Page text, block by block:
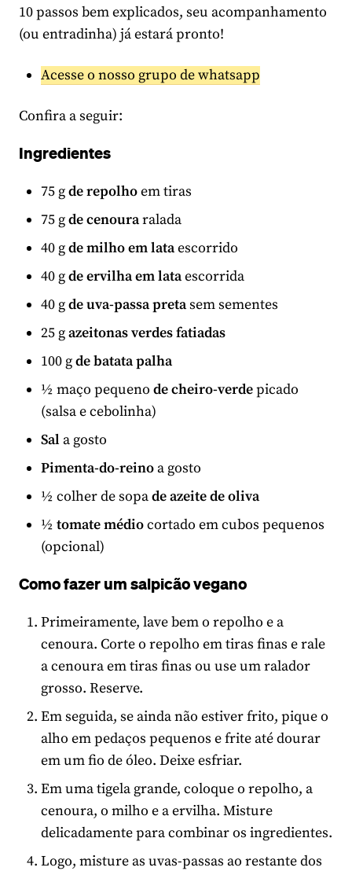
10 passos bem explicados, seu acompanhamento
(ou entradinha) já estará pronto!
Acesse o nosso grupo de whatsapp
Confira a seguir:
Ingredientes
75 gde repolhoem tiras
75 gde cenouraralada
40 gde milho em lataescorrido
40 gde ervilha em lataescorrida
40 gde uva-passa pretasem sementes
25 gazeitonas verdes fatiadas
100 gde batata palha
½ maço pequeno de cheiro-verdepicado
(salsa e cebolinha)
Sala gosto
Pimenta-do-reinoa gosto
½ colher de sopade azeite de oliva
½ tomate médiocortado em cubos pequenos
(opcional)
Como fazer um salpicão vegano
Primeiramente, lave bem o repolho e a
cenoura. Corte o repolho em tiras finas e rale
a cenoura em tiras finas ou use um ralador
grosso. Reserve.
Em seguida, se ainda não estiver frito, pique o
alho em pedaços pequenos e frite até dourar
em um fio de óleo. Deixe esfriar.
Em uma tigela grande, coloque o repolho, a
cenoura, o milho e a ervilha. Misture
delicadamente para combinar os ingredientes.
Logo, misture as uvas-passas ao restante dos